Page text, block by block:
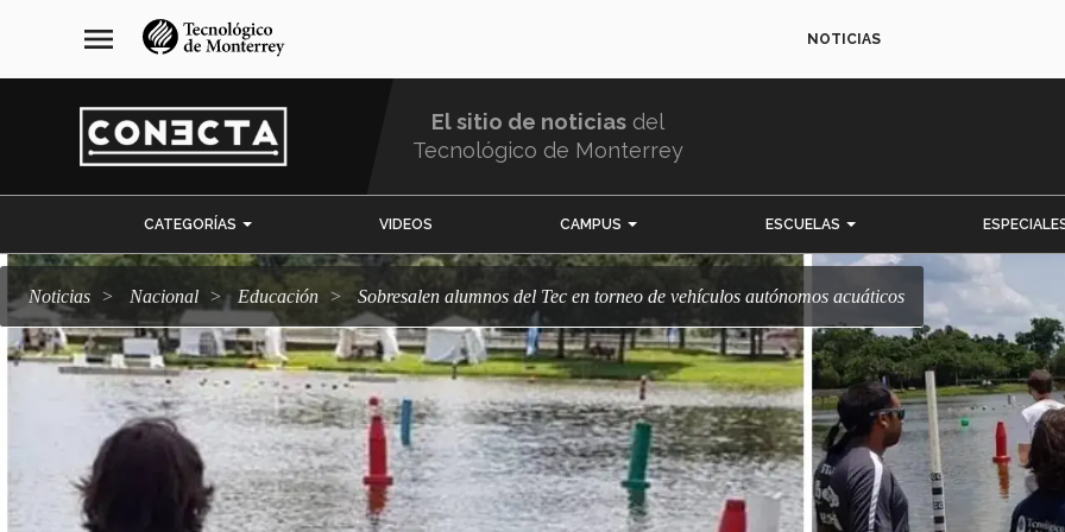
navegación
principal
menu NOTICIAS
El sitio de noticias del
Tecnológico de Monterrey
CATEGORÍAS VIDEOS CAMPUS ESCUELAS
Noticias Nacional Educación Sobresalen alumnos del Tec en torneo de vehículos autónomos acuáticos